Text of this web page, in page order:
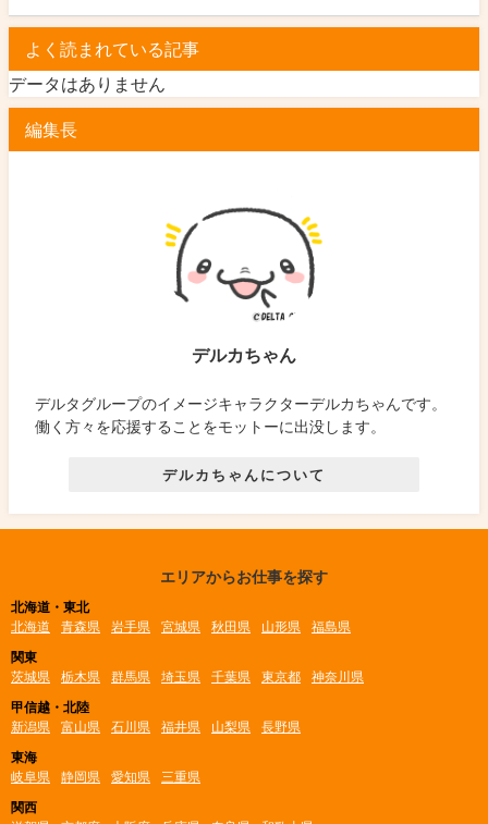
よく読まれている記事
データはありません
編集長
デルカちゃん
デルタグループのイメージキャラクターデルカちゃんです。
働く方々を応援することをモットーに出没します。
デルカちゃんについて
エリアからお仕事を探す
北海道・東北
北海道
青森県 岩手県 宮城県 秋田県 山形県 福島県
関東
茨城県
栃木県 群馬県 埼玉県 千葉県 東京都 神奈川県
甲信越・北陸
新潟県
富山県 石川県 福井県 山梨県 長野県
東海
岐阜県
静岡県 愛知県 三重県
関西